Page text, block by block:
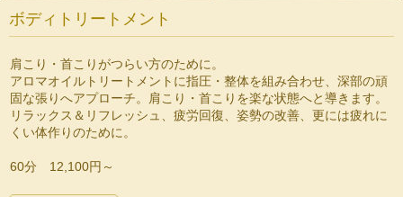
ボディトリートメント
肩こり・首こりがつらい方のために。
アロマオイルトリートメントに指圧・整体を組み合わせ、深部の頑
固な張りへアプローチ。肩こり・首こりを楽な状態へと導きます。
リラックス＆リフレッシュ、疲労回復、姿勢の改善、更には疲れに
くい体作りのために。
60分 12,100円～